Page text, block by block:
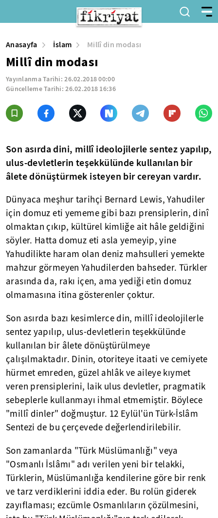
Anasayfa İslam Millî din modası
Millî din modası
Yayınlanma Tarihi:26.02.2018 00:00
Güncelleme Tarihi:26.02.2018 16:36
Son asırda dini, millî ideolojilerle sentez yapılıp,
ulus-devletlerin teşekkülünde kullanılan bir
âlete dönüştürmek isteyen bir cereyan vardır.
Dünyaca meşhur tarihçi Bernard Lewis, Yahudiler
için domuz eti yememe gibi bazı prensiplerin, dinî
olmaktan çıkıp, kültürel kimliğe ait hâle geldiğini
söyler. Hatta domuz eti asla yemeyip, yine
Yahudilikte haram olan deniz mahsulleri yemekte
mahzur görmeyen Yahudilerden bahseder. Türkler
arasında da, rakı içen, ama yediği etin domuz
olmamasına itina gösterenler çoktur.
Son asırda bazı kesimlerce din, millî ideolojilerle
sentez yapılıp, ulus-devletlerin teşekkülünde
kullanılan bir âlete dönüştürülmeye
çalışılmaktadır. Dinin, otoriteye itaati ve cemiyete
hürmet emreden, güzel ahlâk ve aileye kıymet
veren prensiplerini, laik ulus devletler, pragmatik
sebeplerle kullanmayı ihmal etmemiştir. Böylece
"millî dinler" doğmuştur. 12 Eylül'ün Türk-İslâm
Sentezi de bu çerçevede değerlendirilebilir.
Son zamanlarda "Türk Müslümanlığı" veya
"Osmanlı İslâmı" adı verilen yeni bir telakki,
Türklerin, Müslümanlığa kendilerine göre bir renk
ve tarz verdiklerini iddia eder. Bu rolün giderek
zayıflaması; ezcümle Osmanlıların çözülmesini,